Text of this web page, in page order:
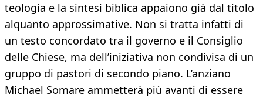
teologia e la sintesi biblica appaiono già dal titolo
alquanto approssimative. Non si tratta infatti di
un testo concordato tra il governo e il Consiglio
delle Chiese, ma dell’iniziativa non condivisa di un
gruppo di pastori di secondo piano. L’anziano
Michael Somare ammetterà più avanti di essere